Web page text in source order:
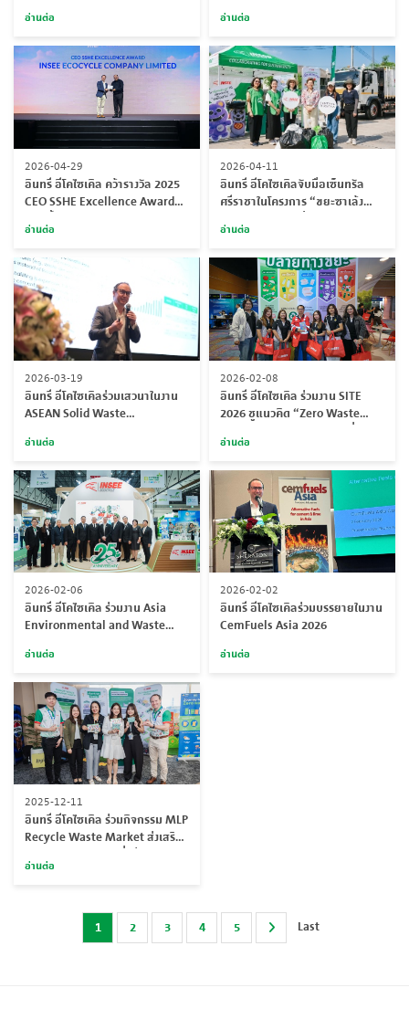
อุตสาหกรรมอย่างยั่งยืนในงาน 25
Years of Partnership for a Net
Zero Future: 25 ปีแห่งความร่วม
มือ สู่อนาคตการปล่อยก๊าซเรือน
กระจกสุทธิเป็นศูนย์
อ่านต่อ อ่านต่อ
2026-04-29
อินทรี อีโคไซเคิล คว้ารางวัล 2025
CEO SSHE Excellence Award
อ่านต่อ
2026-04-11
อินทรี อีโคไซเคิลจับมือเซ็นทรัล
ศรีราชาในโครงการ “ขยะซาเล้ง
รีไซเคิลได้ เปลี่ยนเป็นเชื้อเพลิง
ทดแทน
อ่านต่อ
2026-03-19
อินทรี อีโคไซเคิลร่วมเสวนาในงาน
ASEAN Solid Waste
อ่านต่อ
2026-02-08
อินทรี อีโคไซเคิล ร่วมงาน SITE
2026 ชูแนวคิด “Zero Waste
Starts at Home” สร้างจุดเริ่มต้น
การจัดการขยะอย่างยั่งยืนจากครัว
อ่านต่อ
2026-02-06
อินทรี อีโคไซเคิล ร่วมงาน Asia
Environmental and Waste
ตอกย้ำ 25 ปีแห่งความเชี่ยวชาญ
ด้านการจัดการของเสียอย่างยั่งยืน
อ่านต่อ
2026-02-02
อินทรี อีโคไซเคิลร่วมบรรยายในงาน
CemFuels Asia 2026
อ่านต่อ
2025-12-11
อินทรี อีโคไซเคิล ร่วมกิจกรรม MLP
Recycle Waste Market ส่งเสริม
อ่านต่อ
1 2 3 4 5 Last